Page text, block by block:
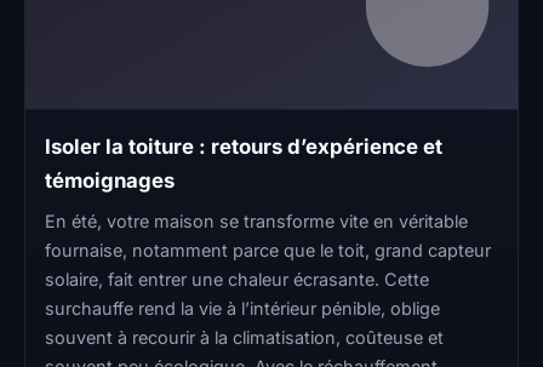
Isoler la toiture : retours d’expérience et
témoignages
En été, votre maison se transforme vite en véritable
fournaise, notamment parce que le toit, grand capteur
solaire, fait entrer une chaleur écrasante. Cette
surchauffe rend la vie à l’intérieur pénible, oblige
souvent à recourir à la climatisation, coûteuse et